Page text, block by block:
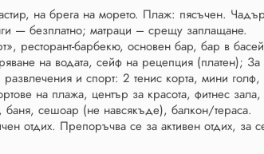
на брега на морето. Плаж: пясъчен.
— безплатно; матраци – срещу заплащане.
ресторант-барбекю, основен бар, бар в
на водата, сейф на рецепция (платен);
и спорт: 2 тенис корта, мини
на плажа, център за красота, фитнес
баня, сешоар (не навсякъде), балкон/тераса.
отдих. Препоръчва се за активен отдих,